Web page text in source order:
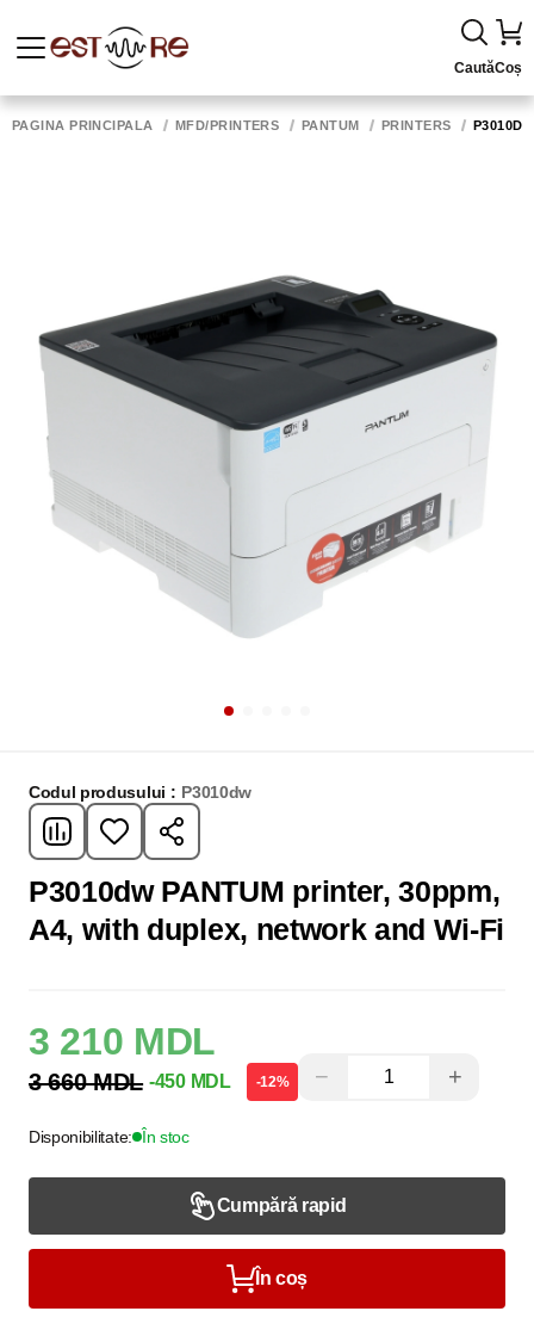
CautăCoș
PAGINA PRINCIPALĂ MFD/PRINTERS PANTUM PRINTERS
Codul produsului : P3010dw
P3010dw PANTUM printer, 30ppm,
A4, with duplex, network and Wi-Fi
3 210 MDL
3 660 MDL -450 MDL -12% − +
Disponibilitate: În stoc
Cumpără rapid
În coș